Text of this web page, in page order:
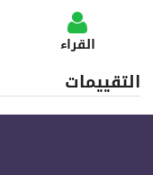
القراء
التقييمات